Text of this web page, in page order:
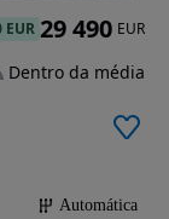
Automática
EUR 29 490 EUR
Dentro da média